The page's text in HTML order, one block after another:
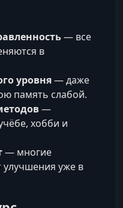
— все
в
уровня— даже
память слабой.
—
хобби и
— многие
улучшения уже в